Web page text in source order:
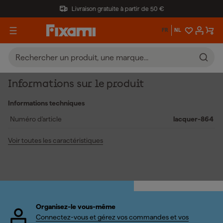
Livraison gratuite à partir de 50 €
FR NL
Informations sur le produit
Informations techniques
Numéro d'article
lacquer-864
Voir toutes les caractéristiques
Organisez-le vous-même
Connectez-vous et gérez vos commandes et vos